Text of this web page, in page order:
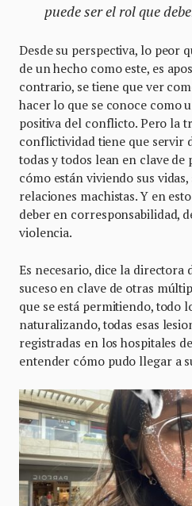
puede ser el rol que
Desde su perspectiva, lo peor
de un hecho como este, es
contrario, se tiene que ver
hacer lo que se conoce como
positiva del conflicto. Pero la
conflictividad tiene que servir
todas y todos lean en clave de
cómo están viviendo sus vidas,
relaciones machistas. Y en
deber en corresponsabilidad,
violencia.
Es necesario, dice la directora
suceso en clave de otras
que se está permitiendo, todo
naturalizando, todas esas
registradas en los hospitales
entender cómo pudo llegar a